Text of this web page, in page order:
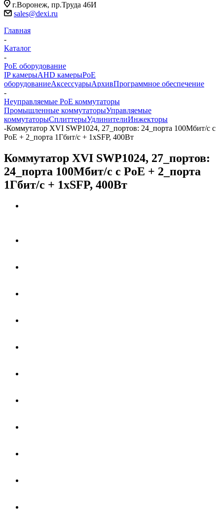
г.Воронеж, пр.Труда 46И
sales@dexi.ru
Главная
-
Каталог
-
PoE оборудование
IP камерыAHD камерыPoE
оборудованиеАксессуарыАрхивПрограммное обеспечение
-
Неуправляемые PoE коммутаторы
Промышленные коммутаторыУправляемые
коммутаторыСплиттерыУдлинителиИнжекторы
-Коммутатор XVI SWP1024, 27_портов: 24_порта 100Мбит/с с
PoE + 2_порта 1Гбит/с + 1xSFP, 400Вт
Коммутатор XVI SWP1024, 27_портов:
24_порта 100Мбит/с с PoE + 2_порта
1Гбит/с + 1xSFP, 400Вт